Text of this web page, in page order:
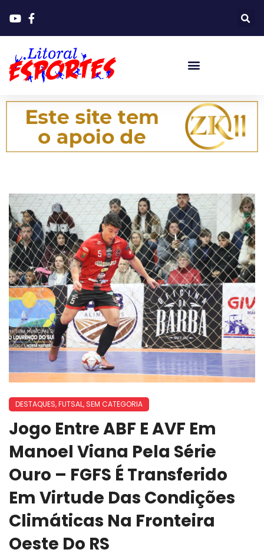
DESTAQUES,FUTSAL, SEM CATEGORIA
Jogo Entre ABF E AVF Em
Manoel Viana Pela Série
Ouro – FGFS É Transferido
Em Virtude Das Condições
Climáticas Na Fronteira
Oeste Do RS